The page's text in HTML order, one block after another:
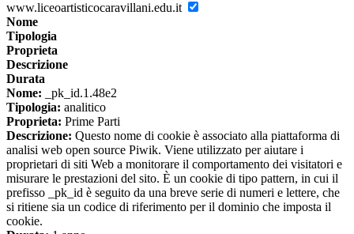
www.liceoartisticocaravillani.edu.it
Nome
Tipologia
Proprieta
Descrizione
Durata
Nome: _pk_id.1.48e2
Tipologia: analitico
Proprieta: Prime Parti
Descrizione: Questo nome di cookie è associato alla piattaforma di
analisi web open source Piwik. Viene utilizzato per aiutare i
proprietari di siti Web a monitorare il comportamento dei visitatori e
misurare le prestazioni del sito. È un cookie di tipo pattern, in cui il
prefisso _pk_id è seguito da una breve serie di numeri e lettere, che
si ritiene sia un codice di riferimento per il dominio che imposta il
cookie.